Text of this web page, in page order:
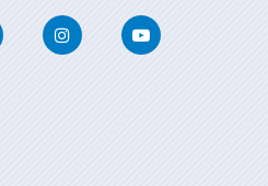
Twitter InstagramYoutube